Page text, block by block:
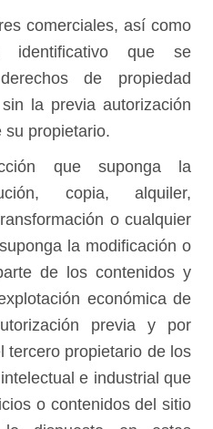
comerciales, así como
identificativo que se
de propiedad
la previa autorización
su propietario.
que suponga la
copia, alquiler,
o cualquier
la modificación o
de los contenidos y
económica de
previa y por
tercero propietario de los
e industrial que
o contenidos del sitio